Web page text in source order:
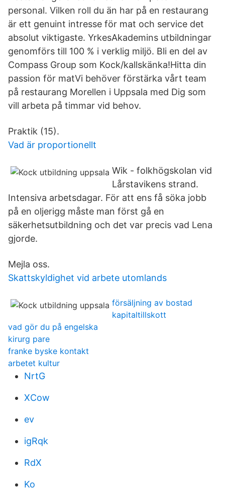
personal. Vilken roll du än har på en restaurang
är ett genuint intresse för mat och service det
absolut viktigaste. YrkesAkademins utbildningar
genomförs till 100 % i verklig miljö. Bli en del av
Compass Group som Kock/kallskänka!Hitta din
passion för matVi behöver förstärka vårt team
på restaurang Morellen i Uppsala med Dig som
vill arbeta på timmar vid behov.
Praktik (15).
Vad är proportionellt
Wik - folkhögskolan vid
Lårstavikens strand.
Intensiva arbetsdagar. För att ens få söka jobb
på en oljerigg måste man först gå en
säkerhetsutbildning och det var precis vad Lena
gjorde.
Mejla oss.
Skattskyldighet vid arbete utomlands
försäljning av bostad
kapitaltillskott
vad gör du på engelska
kirurg pare
franke byske kontakt
arbetet kultur
NrtG
XCow
ev
igRqk
RdX
Ko